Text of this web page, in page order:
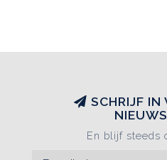
SCHRIJF IN
En blijf steeds